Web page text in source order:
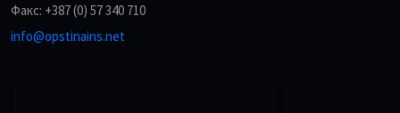
Факс: +387 (0) 57 340 710
info@opstinains.net